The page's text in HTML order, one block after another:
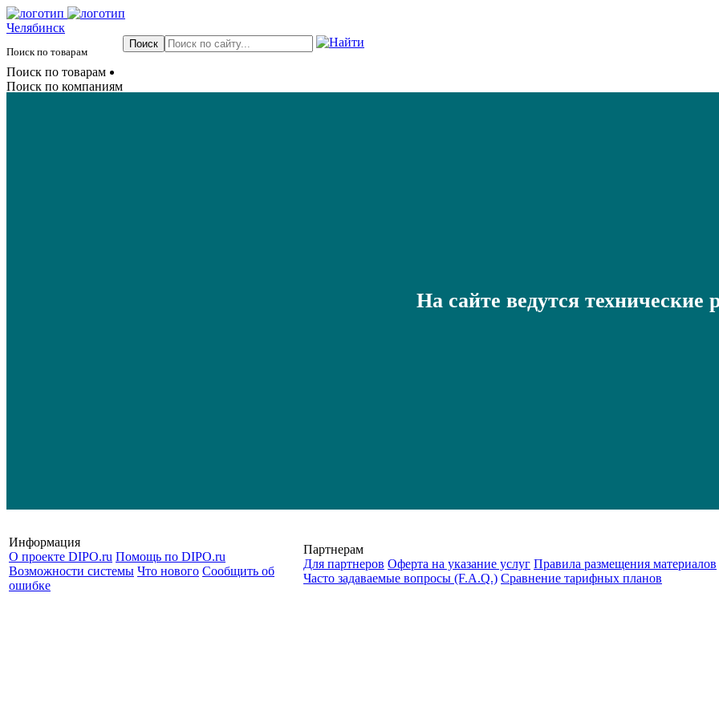
Челябинск
Поиск по товарам
Поиск по товарам
Поиск по компаниям
На сайте ведутся технические
Информация
О проекте DIPO.ru Помощь по DIPO.ru
Возможности системы Что нового Сообщить об
ошибке
Партнерам
Для партнеров Оферта на указание услуг Правила размещения материалов
Часто задаваемые вопросы (F.A.Q.) Cравнение тарифных планов